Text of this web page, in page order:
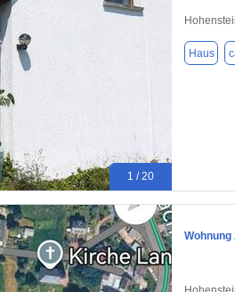
1 / 20
Haus